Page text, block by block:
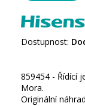
Dostupnost:
859454 - Řídící
Mora.
Originální